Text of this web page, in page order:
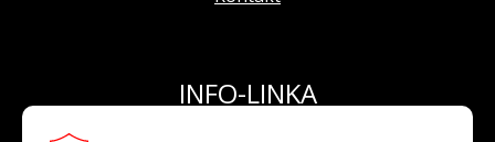
INFO-LINKA